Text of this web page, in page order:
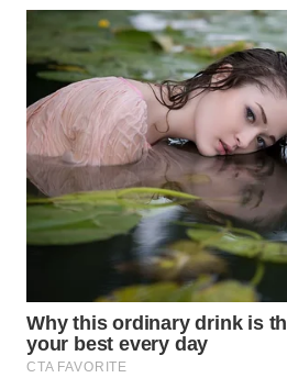
WN
KEPULAUAN
SERIBU
WN
TANGERANG
WN
WN
CIREBON